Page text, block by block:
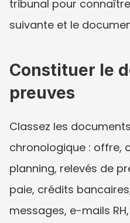
tribunal pour
suivante et le
Constituer le
preuves
Classez les
chronologique : offre,
planning, relevés de
paie, crédits
messages, e-mails